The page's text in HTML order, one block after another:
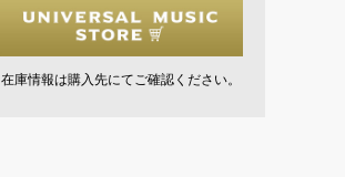
在庫情報は購入先にてご確認ください。